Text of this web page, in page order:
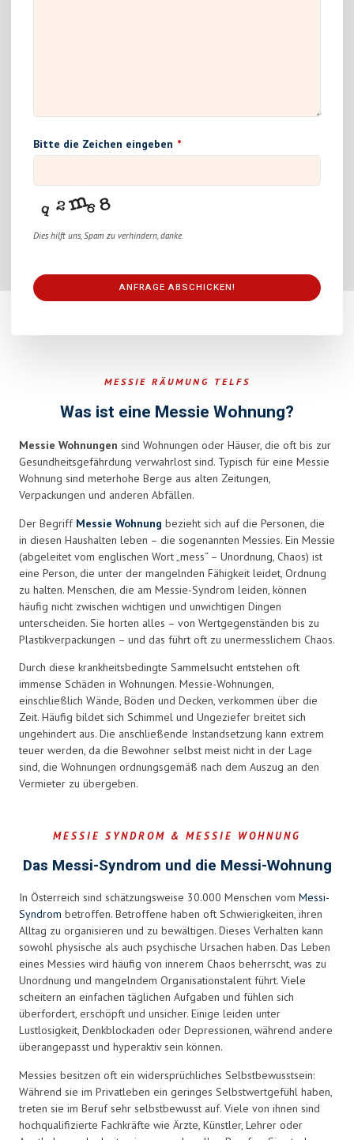
Bitte die Zeichen eingeben *
Dies hilft uns, Spam zu verhindern, danke.
ANFRAGE ABSCHICKEN!
field
blank
MESSIE RÄUMUNG TELFS
Was ist eine Messie Wohnung?
Messie Wohnungen sind Wohnungen oder Häuser, die oft bis zur
Gesundheitsgefährdung verwahrlost sind. Typisch für eine Messie
Wohnung sind meterhohe Berge aus alten Zeitungen,
Verpackungen und anderen Abfällen.
Der Begriff Messie Wohnung bezieht sich auf die Personen, die
in diesen Haushalten leben – die sogenannten Messies. Ein Messie
(abgeleitet vom englischen Wort „mess“ – Unordnung, Chaos) ist
eine Person, die unter der mangelnden Fähigkeit leidet, Ordnung
zu halten. Menschen, die am Messie-Syndrom leiden, können
häufig nicht zwischen wichtigen und unwichtigen Dingen
unterscheiden. Sie horten alles – von Wertgegenständen bis zu
Plastikverpackungen – und das führt oft zu unermesslichem Chaos.
Durch diese krankheitsbedingte Sammelsucht entstehen oft
immense Schäden in Wohnungen. Messie-Wohnungen,
einschließlich Wände, Böden und Decken, verkommen über die
Zeit. Häufig bildet sich Schimmel und Ungeziefer breitet sich
ungehindert aus. Die anschließende Instandsetzung kann extrem
teuer werden, da die Bewohner selbst meist nicht in der Lage
sind, die Wohnungen ordnungsgemäß nach dem Auszug an den
Vermieter zu übergeben.
MESSIE SYNDROM & MESSIE WOHNUNG
Das Messi-Syndrom und die Messi-Wohnung
In Österreich sind schätzungsweise 30.000 Menschen vom Messi-
Syndrom betroffen. Betroffene haben oft Schwierigkeiten, ihren
Alltag zu organisieren und zu bewältigen. Dieses Verhalten kann
sowohl physische als auch psychische Ursachen haben. Das Leben
eines Messies wird häufig von innerem Chaos beherrscht, was zu
Unordnung und mangelndem Organisationstalent führt. Viele
scheitern an einfachen täglichen Aufgaben und fühlen sich
überfordert, erschöpft und unsicher. Einige leiden unter
Lustlosigkeit, Denkblockaden oder Depressionen, während andere
überangepasst und hyperaktiv sein können.
Messies besitzen oft ein widersprüchliches Selbstbewusstsein:
Während sie im Privatleben ein geringes Selbstwertgefühl haben,
treten sie im Beruf sehr selbstbewusst auf. Viele von ihnen sind
hochqualifizierte Fachkräfte wie Ärzte, Künstler, Lehrer oder